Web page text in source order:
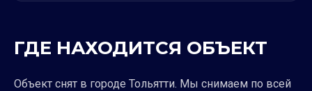
ГДЕ НАХОДИТСЯ ОБЪЕКТ
Объект снят в городе Тольятти. Мы снимаем по всей